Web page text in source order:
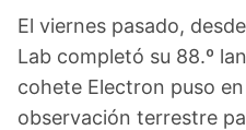
El viernes pasado,
Lab completó su 88.º
cohete Electron puso
observación terrestre